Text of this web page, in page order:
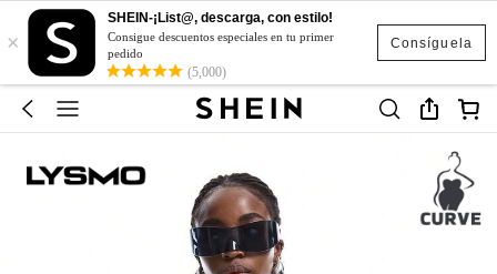
Consíguela
×
SHEIN-¡List@, descarga, con estilo!
Consigue descuentos especiales en tu primer
pedido
(5,000)